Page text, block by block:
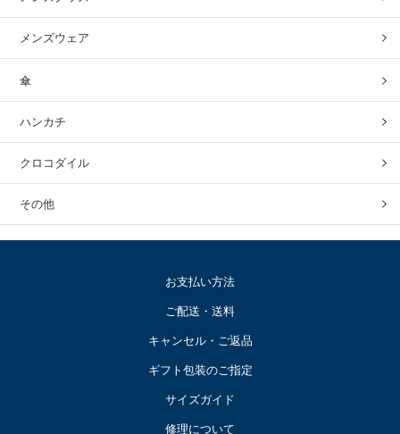
メンズウェア
傘
ハンカチ
クロコダイル
その他
お支払い方法
ご配送・送料
キャンセル・ご返品
ギフト包装のご指定
サイズガイド
修理について